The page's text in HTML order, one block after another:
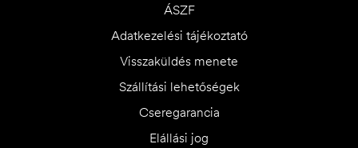
ÁSZF
Adatkezelési tájékoztató
Visszaküldés menete
Szállítási lehetőségek
Cseregarancia
Elállási jog